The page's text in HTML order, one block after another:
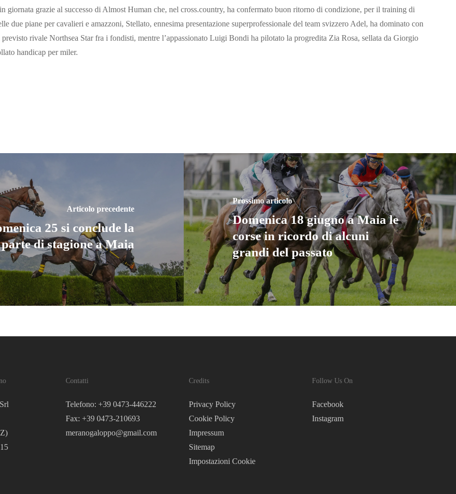
giornata grazie al successo di Almost Human che, nel cross.country, ha confermato buon ritorno di condizione, per il training di
due piane per cavalieri e amazzoni, Stellato, ennesima presentazione superprofessionale del team svizzero Adel, ha dominato con
rivale Northsea Star fra i fondisti, mentre l’appassionato Luigi Bondi ha pilotato la progredita Zia Rosa, sellata da Giorgio
handicap per miler.
Articolo precedente
25 si conclude la
di stagione a Maia
Prossimo articolo
Domenica 18 giugno a Maia le
corse in ricordo di alcuni
grandi del passato
Contatti
Telefono: +39 0473-446222
Fax: +39 0473-210693
meranogaloppo@gmail.com
Credits
Privacy Policy
Cookie Policy
Impressum
Sitemap
Impostazioni Cookie
Follow Us On
Facebook
Instagram